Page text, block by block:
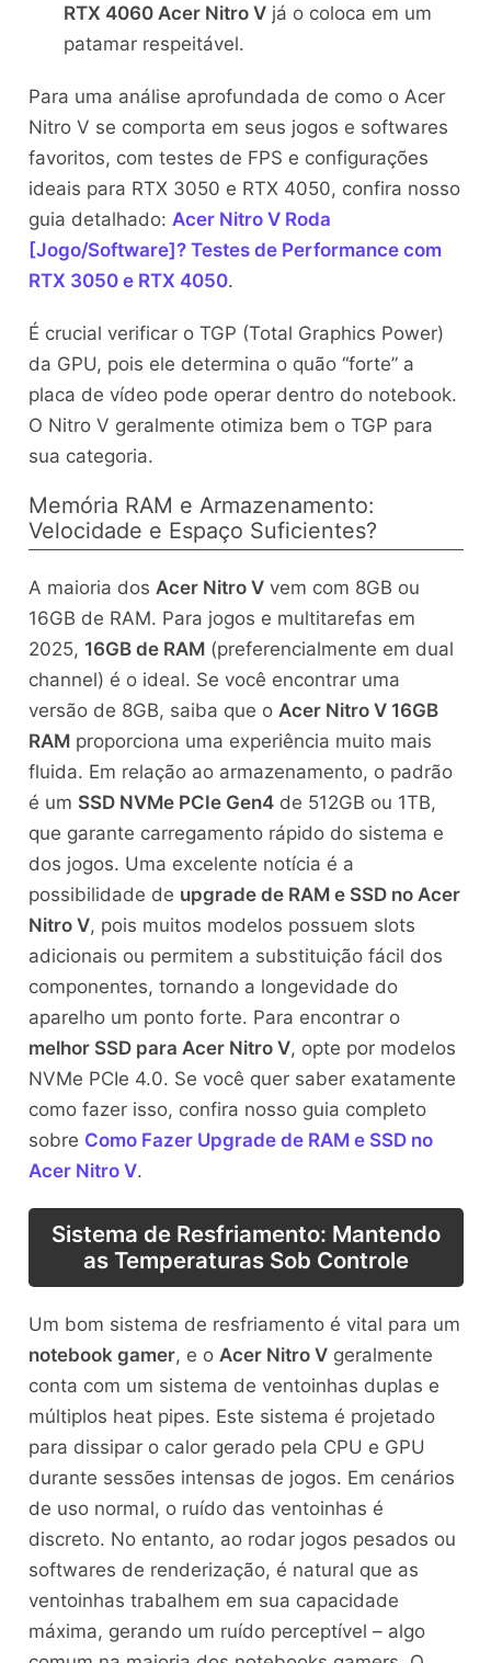
RTX 4060 Acer Nitro Vjá o coloca em um
patamar respeitável.
Para uma análise aprofundada de como o Acer
Nitro V se comporta em seus jogos e softwares
favoritos, com testes de FPS e configurações
ideais para RTX 3050 e RTX 4050, confira nosso
guia detalhado: Acer Nitro V Roda
[Jogo/Software]? Testes de Performance com
RTX 3050 e RTX 4050.
É crucial verificar o TGP (Total Graphics Power)
da GPU, pois ele determina o quão “forte” a
placa de vídeo pode operar dentro do notebook.
O Nitro V geralmente otimiza bem o TGP para
sua categoria.
Memória RAM e Armazenamento:
Velocidade e Espaço Suficientes?
A maioria dos Acer Nitro Vvem com 8GB ou
16GB de RAM. Para jogos e multitarefas em
2025, 16GB de RAM(preferencialmente em dual
channel) é o ideal. Se você encontrar uma
versão de 8GB, saiba que o Acer Nitro V 16GB
RAMproporciona uma experiência muito mais
fluida. Em relação ao armazenamento, o padrão
é um SSD NVMe PCIe Gen4de 512GB ou 1TB,
que garante carregamento rápido do sistema e
dos jogos. Uma excelente notícia é a
possibilidade de upgrade de RAM e SSD no Acer
Nitro V, pois muitos modelos possuem slots
adicionais ou permitem a substituição fácil dos
componentes, tornando a longevidade do
aparelho um ponto forte. Para encontrar o
melhor SSD para Acer Nitro V, opte por modelos
NVMe PCIe 4.0. Se você quer saber exatamente
como fazer isso, confira nosso guia completo
sobre Como Fazer Upgrade de RAM e SSD no
Acer Nitro V.
Sistema de Resfriamento: Mantendo
as Temperaturas Sob Controle
Um bom sistema de resfriamento é vital para um
notebook gamer, e o Acer Nitro Vgeralmente
conta com um sistema de ventoinhas duplas e
múltiplos heat pipes. Este sistema é projetado
para dissipar o calor gerado pela CPU e GPU
durante sessões intensas de jogos. Em cenários
de uso normal, o ruído das ventoinhas é
discreto. No entanto, ao rodar jogos pesados ou
softwares de renderização, é natural que as
ventoinhas trabalhem em sua capacidade
máxima, gerando um ruído perceptível – algo